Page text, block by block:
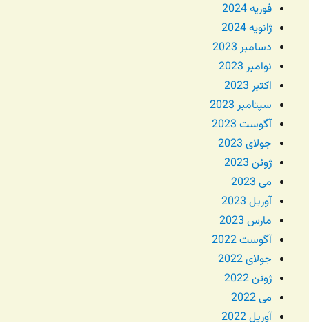
فوریه 2024
ژانویه 2024
دسامبر 2023
نوامبر 2023
اکتبر 2023
سپتامبر 2023
آگوست 2023
جولای 2023
ژوئن 2023
می 2023
آوریل 2023
مارس 2023
آگوست 2022
جولای 2022
ژوئن 2022
می 2022
آوریل 2022